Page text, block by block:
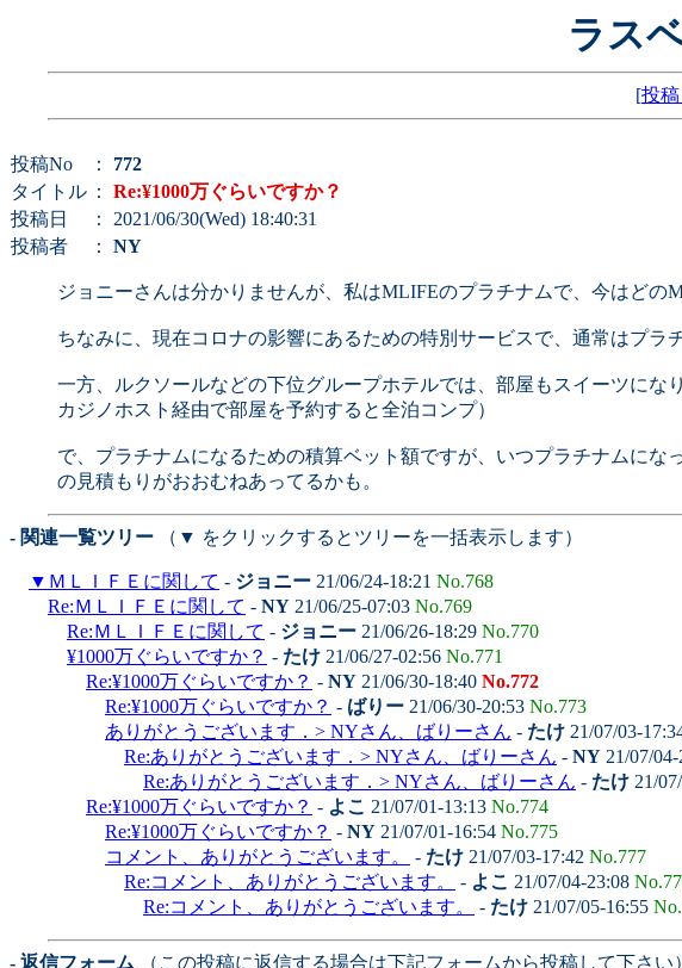
ラス
[投
投稿No ： 772
タイトル ： Re:¥1000万ぐらいですか？
投稿日
： 2021/06/30(Wed) 18:40:31
投稿者
： NY
ジョニーさんは分かりませんが、私はMLIFEのプラチナムで、今はどの
ちなみに、現在コロナの影響にあるための特別サービスで、通常はプラ
一方、ルクソールなどの下位グループホテルでは、部屋もスイーツにな
カジノホスト経由で部屋を予約すると全泊コンプ）
で、プラチナムになるための積算ベット額ですが、いつプラチナムに
の見積もりがおおむねあってるかも。
- 関連一覧ツリー （▼ をクリックするとツリーを一括表示します）
▼ ＭＬＩＦＥに関して - ジョニー 21/06/24-18:21 No.768
Re:ＭＬＩＦＥに関して - NY 21/06/25-07:03 No.769
Re:ＭＬＩＦＥに関して - ジョニー 21/06/26-18:29 No.770
¥1000万ぐらいですか？ - たけ 21/06/27-02:56 No.771
Re:¥1000万ぐらいですか？ - NY 21/06/30-18:40 No.772
Re:¥1000万ぐらいですか？ - ばりー 21/06/30-20:53 No.773
ありがとうございます．> NYさん、ばりーさん - たけ 21/07/03-
Re:ありがとうございます．> NYさん、ばりーさん - NY 21/07/
Re:ありがとうございます．> NYさん、ばりーさん - たけ 21/
Re:¥1000万ぐらいですか？ - よこ 21/07/01-13:13 No.774
Re:¥1000万ぐらいですか？ - NY 21/07/01-16:54 No.775
コメント、ありがとうございます。
- たけ 21/07/03-17:42 No.777
Re:コメント、ありがとうございます。
- よこ 21/07/04-23:08
Re:コメント、ありがとうございます。
- たけ 21/07/05-16:55
- 返信フォーム （この投稿に返信する場合は下記フォームから投稿して下さい）